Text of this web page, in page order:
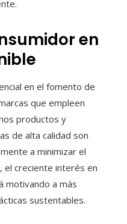
en
en el fomento de
que empleen
productos y
de alta calidad son
a minimizar el
el creciente interés en
motivando a más
sustentables.